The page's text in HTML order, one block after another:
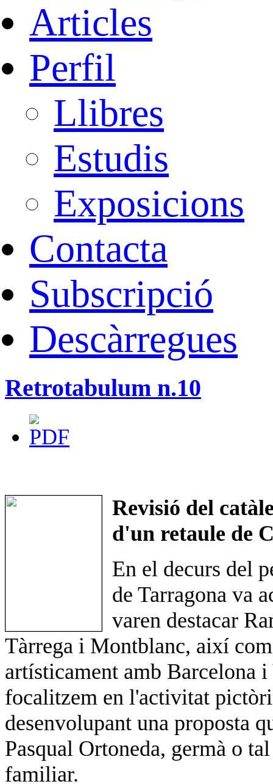
Articles
Perfil
Llibres
Estudis
Exposicions
Contacta
Subscripció
Descàrregues
Retrotabulum n.10
Revisió del
d'un retaule de
En el decurs del
de Tarragona va
varen destacar
Tàrrega i Montblanc, així
artísticament amb Barcelona
focalitzem en l'activitat
desenvolupant una proposta
Pasqual Ortoneda, germà o
familiar.